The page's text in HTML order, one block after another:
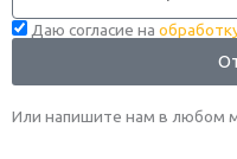
Даю согласие на
Или напишите нам в любом